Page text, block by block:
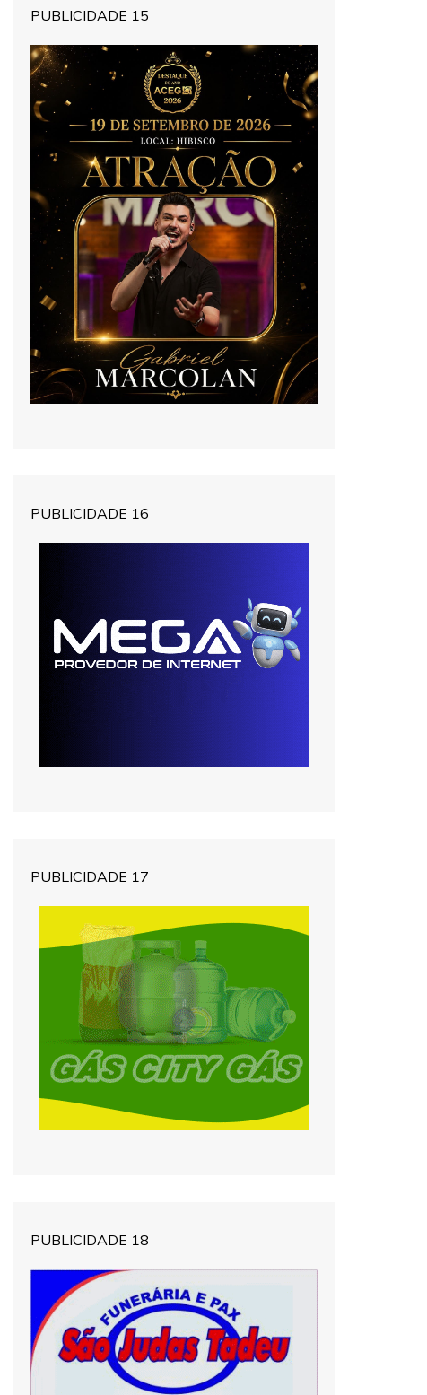
PUBLICIDADE 15
PUBLICIDADE 16
PUBLICIDADE 17
PUBLICIDADE 18